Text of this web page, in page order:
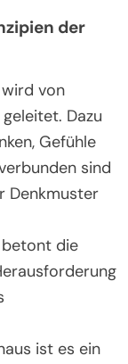
der
von
Dazu
Gefühle
sind
Denkmuster
betont die
ist es ein